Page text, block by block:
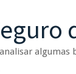
algumas